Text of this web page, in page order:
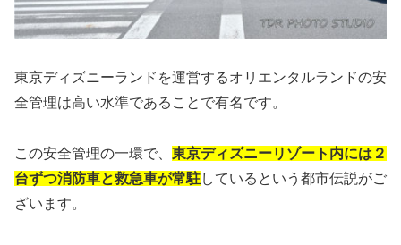
東京ディズニーランドを運営するオリエンタルランドの安
全管理は高い水準であることで有名です。
この安全管理の一環で、 東京ディズニーリゾート内には２
台ずつ消防車と救急車が常駐しているという都市伝説がご
ざいます。